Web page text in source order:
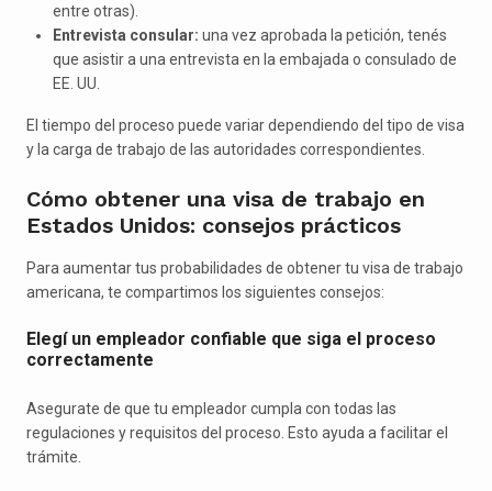
entre otras).
Entrevista consular: una vez aprobada la petición, tenés
que asistir a una entrevista en la embajada o consulado de
EE. UU.
El tiempo del proceso puede variar dependiendo del tipo de visa
y la carga de trabajo de las autoridades correspondientes.
Cómo obtener una visa de trabajo en
Estados Unidos: consejos prácticos
Para aumentar tus probabilidades de obtener tu visa de trabajo
americana, te compartimos los siguientes consejos:
Elegí un empleador confiable que siga el proceso
correctamente
Asegurate de que tu empleador cumpla con todas las
regulaciones y requisitos del proceso. Esto ayuda a facilitar el
trámite.